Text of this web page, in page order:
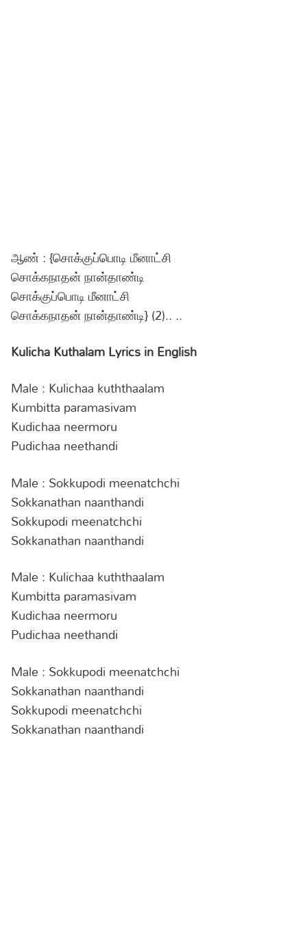
ஆண் : {சொக்குப்பொடி மீனாட்சி
சொக்கநாதன் நான்தாண்டி
சொக்குப்பொடி மீனாட்சி
சொக்கநாதன் நான்தாண்டி} (2).. ..
Kulicha Kuthalam Lyrics in English
Male : Kulichaa kuththaalam
Kumbitta paramasivam
Kudichaa neermoru
Pudichaa neethandi
Male : Sokkupodi meenatchchi
Sokkanathan naanthandi
Sokkupodi meenatchchi
Sokkanathan naanthandi
Male : Kulichaa kuththaalam
Kumbitta paramasivam
Kudichaa neermoru
Pudichaa neethandi
Male : Sokkupodi meenatchchi
Sokkanathan naanthandi
Sokkupodi meenatchchi
Sokkanathan naanthandi